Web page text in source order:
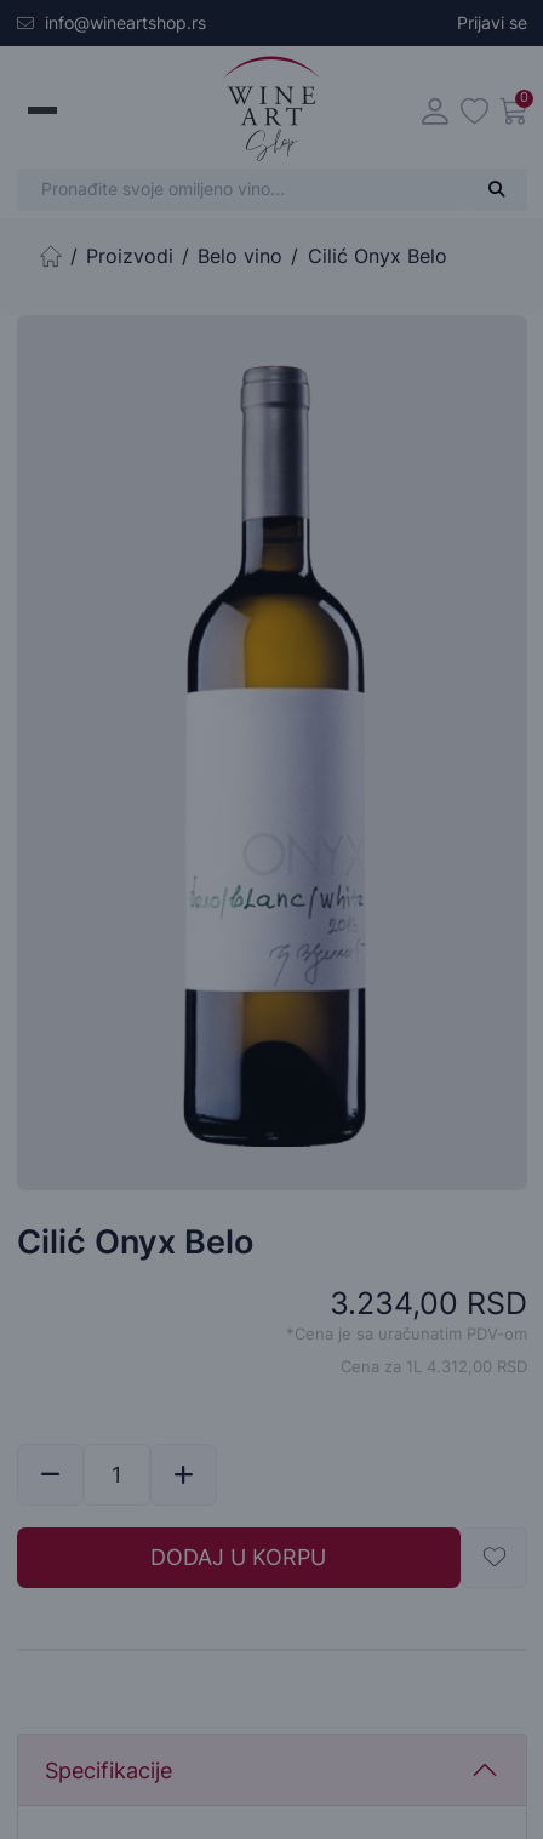
Skip to main content
info@wineartshop.rs Prijavi se
0
Početna stranica
Proizvodi Belo vino Cilić Onyx Belo
Cilić Onyx Belo
3.234,00 RSD
*Cena je sa uračunatim PDV-om
Cena za 1L 4.312,00 RSD
DODAJ U KORPU
Specifikacije